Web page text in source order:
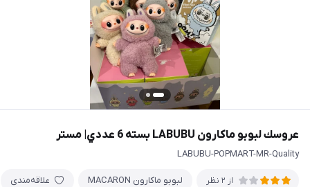
عروسك لبوبو ماكارون LABUBU بسته 6 عددي| مستر
LABUBU-POPMART-MR-Quality
از 2 نظر لبوبو ماكارون MACARON علاقه‌مندی